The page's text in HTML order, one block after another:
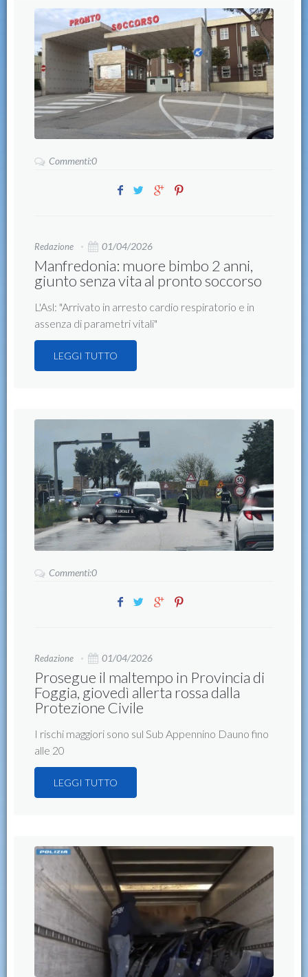
Commenti:0
Redazione 01/04/2026
Manfredonia: muore bimbo 2 anni,
giunto senza vita al pronto soccorso
L'Asl: "Arrivato in arresto cardio respiratorio e in
assenza di parametri vitali"
LEGGI TUTTO
Commenti:0
Redazione 01/04/2026
Prosegue il maltempo in Provincia di
Foggia, giovedì allerta rossa dalla
Protezione Civile
I rischi maggiori sono sul Sub Appennino Dauno fino
alle 20
LEGGI TUTTO